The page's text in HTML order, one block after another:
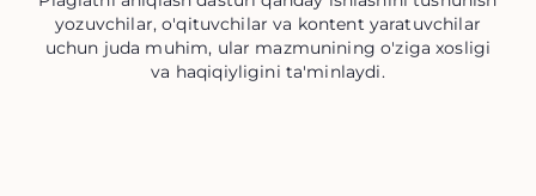
yozuvchilar, o'qituvchilar va kontent yaratuvchilar
uchun juda muhim, ular mazmunining o'ziga xosligi
va haqiqiyligini ta'minlaydi.